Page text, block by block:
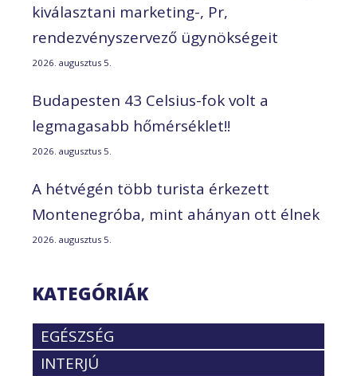
kiválasztani marketing-, Pr,
rendezvényszervező ügynökségeit
2026. augusztus 5.
Budapesten 43 Celsius-fok volt a
legmagasabb hőmérséklet!!
2026. augusztus 5.
A hétvégén több turista érkezett
Montenegróba, mint ahányan ott élnek
2026. augusztus 5.
KATEGÓRIÁK
EGÉSZSÉG
INTERJÚ